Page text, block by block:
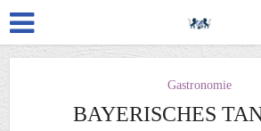
Gastronomie
BAYERISCHES